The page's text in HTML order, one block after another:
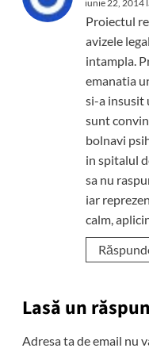
iunie 22, 2014
Proiectul
avizele
intampla.
emanatia
si-a insusit
sunt
bolnavi
in spitalul
sa nu
iar
calm,
Lasă un
Adresa ta de email nu